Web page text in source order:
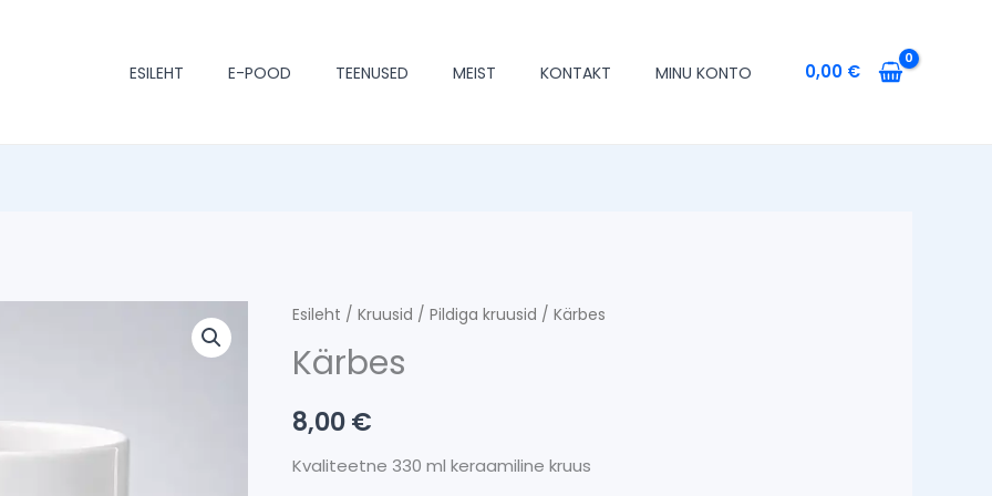
ESILEHT E-POOD TEENUSED MEIST KONTAKT MINU KONTO 0,00 €
Esileht / Kruusid / Pildiga kruusid / Kärbes
Kärbes
8,00€
Kvaliteetne 330 ml keraamiline kruus
Kärbes
kogus